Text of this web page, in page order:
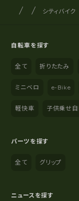
サイト内の
サイクルショップナカゴヤ
シティバイク
自転車を探す
全て 折りたたみ
ミニベロ e-Bike
軽快車 子供乗せ
パーツを探す
全て グリップ
ニュースを探す